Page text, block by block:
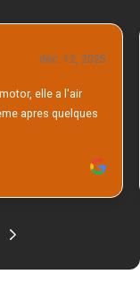
déc. 12, 2025
elle a l'air
apres quelques